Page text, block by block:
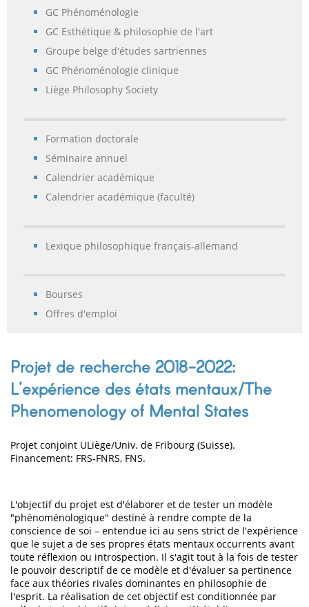
GC Phénoménologie
GC Esthétique & philosophie de l'art
Groupe belge d'études sartriennes
GC Phénoménologie clinique
Liège Philosophy Society
Formation doctorale
Séminaire annuel
Calendrier académique
Calendrier académique (faculté)
Lexique philosophique français-allemand
Bourses
Offres d'emploi
Projet de recherche 2018-2022:
L'expérience des états mentaux/The
Phenomenology of Mental States
Projet conjoint ULiège/Univ. de Fribourg (Suisse).
Financement: FRS-FNRS, FNS.
L'objectif du projet est d'élaborer et de tester un modèle
"phénoménologique" destiné à rendre compte de la
conscience de soi – entendue ici au sens strict de l'expérience
que le sujet a de ses propres états mentaux occurrents avant
toute réflexion ou introspection. Il s'agit tout à la fois de tester
le pouvoir descriptif de ce modèle et d'évaluer sa pertinence
face aux théories rivales dominantes en philosophie de
l'esprit. La réalisation de cet objectif est conditionnée par